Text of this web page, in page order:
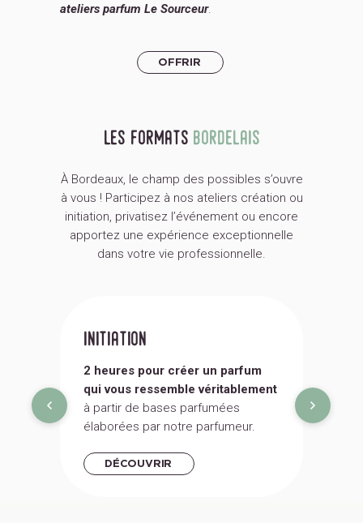
ateliers parfum Le Sourceur.
OFFRIR
les formats bordelais
À Bordeaux, le champ des possibles s’ouvre
à vous ! Participez à nos ateliers création ou
initiation, privatisez l’événement ou encore
apportez une expérience exceptionnelle
dans votre vie professionnelle.
initiation
2 heures pour créer un parfum
qui vous ressemble véritablement
à partir de bases parfumées
élaborées par notre parfumeur.
DÉCOUVRIR
ou